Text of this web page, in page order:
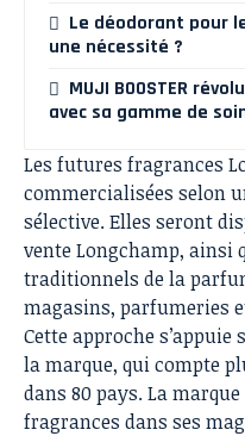
Le déodorant pour
une nécessité ?
MUJI BOOSTER
avec sa gamme de
Les futures fragrances
commercialisées selon
sélective. Elles seront
vente Longchamp, ainsi
traditionnels de la
magasins, parfumeries
Cette approche
la marque, qui compte
dans 80 pays. La
fragrances dans ses